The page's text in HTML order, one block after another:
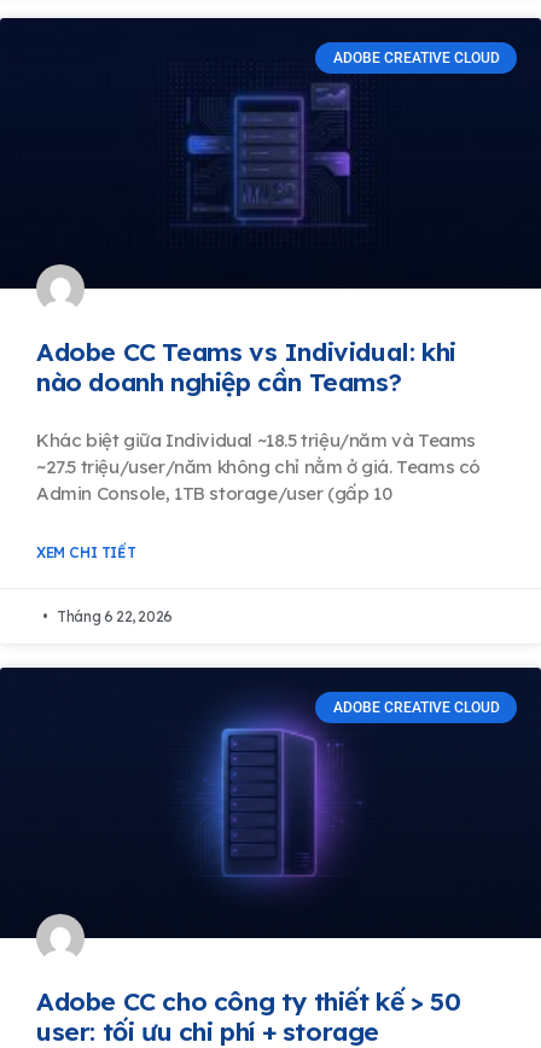
ADOBE CREATIVE CLOUD
Adobe CC Teams vs Individual: khi
nào doanh nghiệp cần Teams?
Khác biệt giữa Individual ~18.5 triệu/năm và Teams
~27.5 triệu/user/năm không chỉ nằm ở giá. Teams có
Admin Console, 1TB storage/user (gấp 10
XEM CHI TIẾT
Tháng 6 22, 2026
ADOBE CREATIVE CLOUD
Adobe CC cho công ty thiết kế > 50
user: tối ưu chi phí + storage